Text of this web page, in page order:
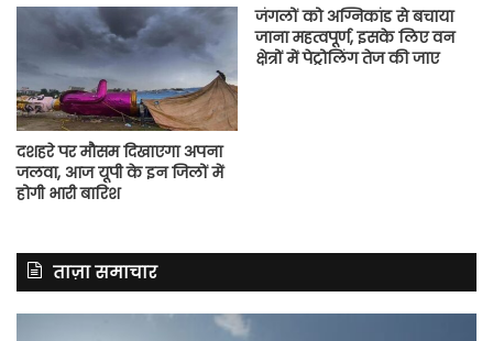
दशहरे पर मौसम दिखाएगा अपना
जलवा, आज यूपी के इन जिलों में
होगी भारी बारिश
जंगलों को अग्निकांड से बचाया
जाना महत्वपूर्ण, इसके लिए वन
क्षेत्रों में पेट्रोलिंग तेज की जाए
ताज़ा समाचार